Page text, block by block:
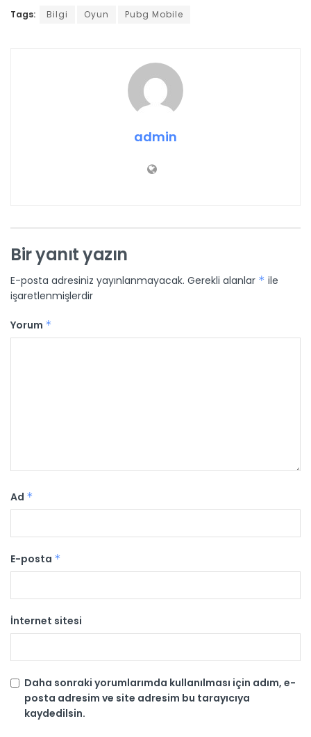
Tags: Bilgi Oyun Pubg Mobile
admin
Bir yanıt yazın
E-posta adresiniz yayınlanmayacak. Gerekli alanlar * ile
işaretlenmişlerdir
Yorum *
Ad *
E-posta *
İnternet sitesi
Daha sonraki yorumlarımda kullanılması için adım, e-
posta adresim ve site adresim bu tarayıcıya
kaydedilsin.